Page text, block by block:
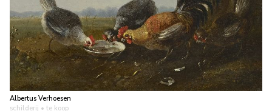
Albertus Verhoesen
schilderij • te koop